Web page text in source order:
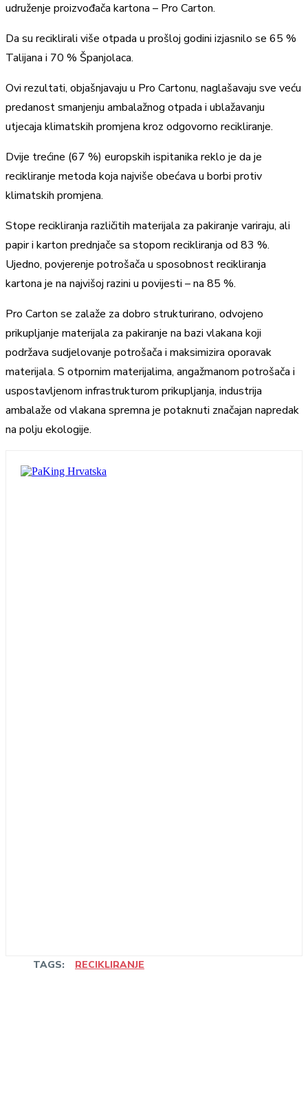
udruženje proizvođača kartona – Pro Carton.
Da su reciklirali više otpada u prošloj godini izjasnilo se 65 %
Talijana i 70 % Španjolaca.
Ovi rezultati, objašnjavaju u Pro Cartonu, naglašavaju sve veću
predanost smanjenju ambalažnog otpada i ublažavanju
utjecaja klimatskih promjena kroz odgovorno recikliranje.
Dvije trećine (67 %) europskih ispitanika reklo je da je
recikliranje metoda koja najviše obećava u borbi protiv
klimatskih promjena.
Stope recikliranja različitih materijala za pakiranje variraju, ali
papir i karton prednjače sa stopom recikliranja od 83 %.
Ujedno, povjerenje potrošača u sposobnost recikliranja
kartona je na najvišoj razini u povijesti – na 85 %.
Pro Carton se zalaže za dobro strukturirano, odvojeno
prikupljanje materijala za pakiranje na bazi vlakana koji
podržava sudjelovanje potrošača i maksimizira oporavak
materijala. S otpornim materijalima, angažmanom potrošača i
uspostavljenom infrastrukturom prikupljanja, industrija
ambalaže od vlakana spremna je potaknuti značajan napredak
na polju ekologije.
TAGS: RECIKLIRANJE